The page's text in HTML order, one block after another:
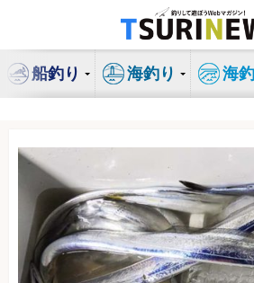
ン
船釣り 海釣り 海